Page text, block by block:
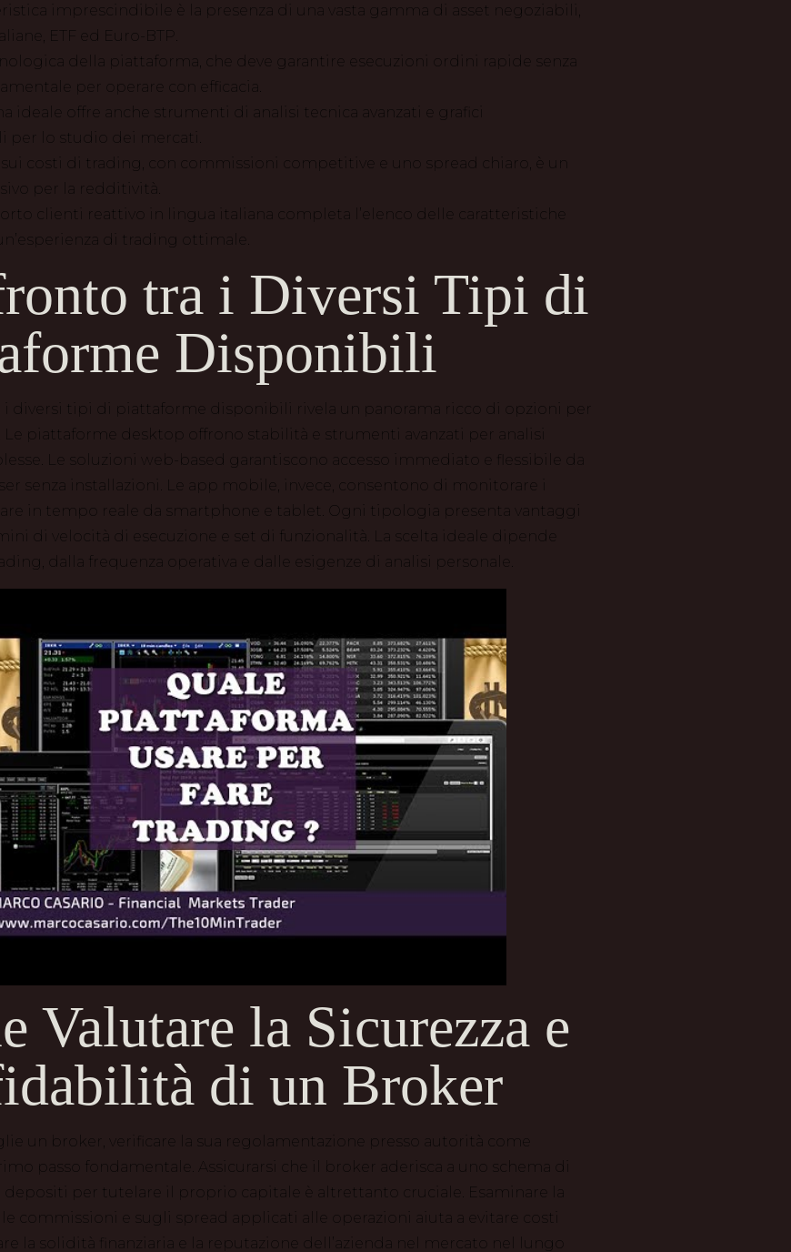
imprescindibile è la presenza di una vasta gamma di asset negoziabili,
ETF ed Euro-BTP.
della piattaforma, che deve garantire esecuzioni ordini rapide senza
per operare con efficacia.
ideale offre anche strumenti di analisi tecnica avanzati e grafici
per lo studio dei mercati.
sui costi di trading, con commissioni competitive e uno spread chiaro, è un
per la redditività.
clienti reattivo in lingua italiana completa l’elenco delle caratteristiche
di trading ottimale.
tra i Diversi Tipi di
Disponibili
i diversi tipi di piattaforme disponibili rivela un panorama ricco di opzioni per
Le piattaforme desktop offrono stabilità e strumenti avanzati per analisi
Le soluzioni web-based garantiscono accesso immediato e flessibile da
senza installazioni. Le app mobile, invece, consentono di monitorare i
in tempo reale da smartphone e tablet. Ogni tipologia presenta vantaggi
di velocità di esecuzione e set di funzionalità. La scelta ideale dipende
dalla frequenza operativa e dalle esigenze di analisi personale.
Valutare la Sicurezza e
di un Broker
un broker, verificare la sua regolamentazione presso autorità come
passo fondamentale. Assicurarsi che il broker aderisca a uno schema di
per tutelare il proprio capitale è altrettanto cruciale. Esaminare la
commissioni e sugli spread applicati alle operazioni aiuta a evitare costi
la solidità finanziaria e la reputazione dell’azienda nel mercato nel lungo